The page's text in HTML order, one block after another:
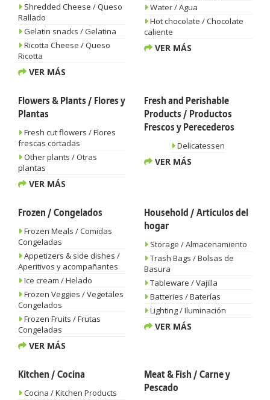
Shredded Cheese / Queso
Rallado
Gelatin snacks / Gelatina
Ricotta Cheese / Queso
Ricotta
VER MÁS
Water / Agua
Hot chocolate / Chocolate
caliente
VER MÁS
Flowers & Plants / Flores y
Plantas
Fresh cut flowers / Flores
frescas cortadas
Other plants / Otras
plantas
VER MÁS
Fresh and Perishable
Products / Productos
Frescos y Perecederos
Delicatessen
VER MÁS
Frozen / Congelados
Frozen Meals / Comidas
Congeladas
Appetizers & side dishes /
Aperitivos y acompañantes
Ice cream / Helado
Frozen Veggies / Vegetales
Congelados
Frozen Fruits / Frutas
Congeladas
VER MÁS
Household / Artículos del
hogar
Storage / Almacenamiento
Trash Bags / Bolsas de
Basura
Tableware / Vajilla
Batteries / Baterías
Lighting / Iluminación
VER MÁS
Kitchen / Cocina
Cocina / Kitchen Products
Meat & Fish / Carne y
Pescado